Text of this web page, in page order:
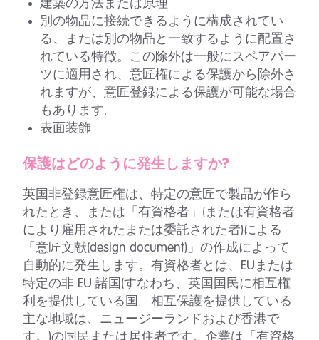
建築の方法または原理
別の物品に接続できるように構成されてい
る、または別の物品と一致するように配置さ
れている特徴。この除外は一般にスペアパー
ツに適用され、意匠権による保護から除外さ
れますが、意匠登録による保護が可能な場合
もあります。
表面装飾
保護はどのように発生しますか?
英国非登録意匠権は、特定の意匠で製品が作ら
れたとき、または「有資格者」(または有資格者
により雇用されたまたは委託された者)による
「意匠文献(design document)」の作成によって
自動的に発生します。有資格者とは、EUまたは
特定の非 EU 諸国(すなわち、英国国民に相互権
利を提供している国。相互保護を提供している
主な地域は、ニュージーランドおよび香港で
す。)の国民または居住者です。企業は「有資格